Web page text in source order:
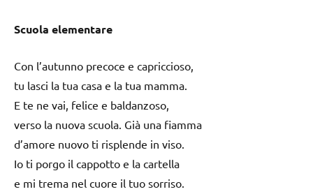
Scuola elementare
Con l’autunno precoce e capriccioso,
tu lasci la tua casa e la tua mamma.
E te ne vai, felice e baldanzoso,
verso la nuova scuola. Già una fiamma
d’amore nuovo ti risplende in viso.
Io ti porgo il cappotto e la cartella
e mi trema nel cuore il tuo sorriso.